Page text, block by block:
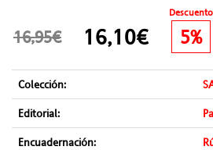
Descuento
16,95€ 16,10€ 5%
Colección:
Editorial:
Encuadernación: